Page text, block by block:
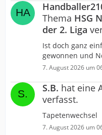
Thema HSG
der 2. Liga
Ist doch ganz
gewonnen und
7. August 2026 um
S.B. hat eine
verfasst.
Tapetenwechsel
7. August 2026 um